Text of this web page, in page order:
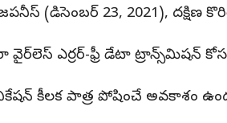
(డిసెంబర్ 23, 2021), దక్షిణ
ఎర్రర్-ఫ్రీ డేటా ట్రాన్స్‌మిషన్
కీలక పాత్ర పోషించే అవకాశం